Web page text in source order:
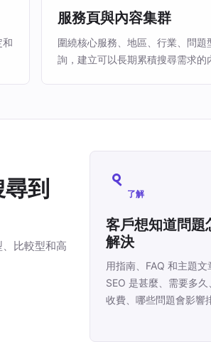
和
服務頁與內容集群
圍繞核心服務、地區、行業、問題
詢，建立可以長期累積搜尋需求的
到
比較型和高
了解
客戶想知道問題
解決
用指南、FAQ 和主題文
SEO 是甚麼、需要多久
收費、哪些問題會影響